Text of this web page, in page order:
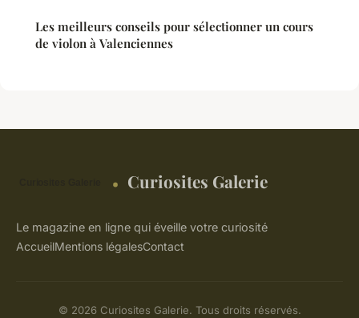
Les meilleurs conseils pour sélectionner un cours
de violon à Valenciennes
Curiosites Galerie
Le magazine en ligne qui éveille votre curiosité
AccueilMentions légalesContact
© 2026 Curiosites Galerie. Tous droits réservés.